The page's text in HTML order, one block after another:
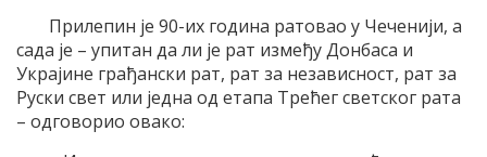
Прилепин је 90-их година ратовао у Чеченији, а
сада је – упитан да ли је рат између Донбаса и
Украјине грађански рат, рат за независност, рат за
Руски свет или једна од етапа Трећег светског рата
– одговорио овако: